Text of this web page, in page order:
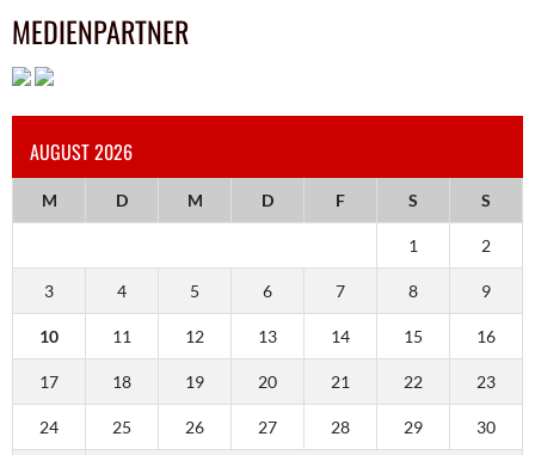
MEDIENPARTNER
AUGUST 2026
M D M D F S S
1 2
3 4 5 6 7 8 9
10 11 12 13 14 15 16
17 18 19 20 21 22 23
24 25 26 27 28 29 30